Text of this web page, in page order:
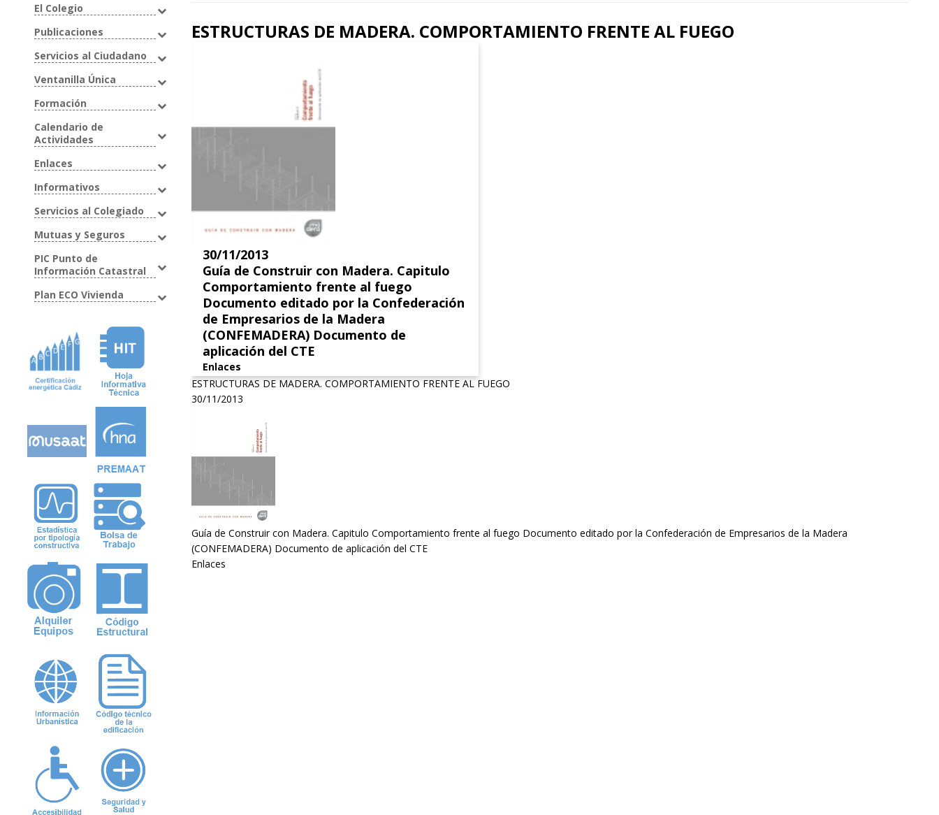
El Colegio
Publicaciones
Servicios al Ciudadano
Ventanilla Única
Formación
Calendario de
Actividades
Enlaces
Informativos
Servicios al Colegiado
Mutuas y Seguros
PIC Punto de
Información Catastral
Plan ECO Vivienda
ESTRUCTURAS DE MADERA. COMPORTAMIENTO FRENTE AL FUEGO
30/11/2013
Guía de Construir con Madera. Capitulo
Comportamiento frente al fuego
Documento editado por la Confederación
de Empresarios de la Madera
(CONFEMADERA) Documento de
aplicación del CTE
Enlaces
ESTRUCTURAS DE MADERA. COMPORTAMIENTO FRENTE AL FUEGO
30/11/2013
Guía de Construir con Madera. Capitulo Comportamiento frente al fuego Documento editado por la Confederación de Empresarios de la Madera
(CONFEMADERA) Documento de aplicación del CTE
Enlaces